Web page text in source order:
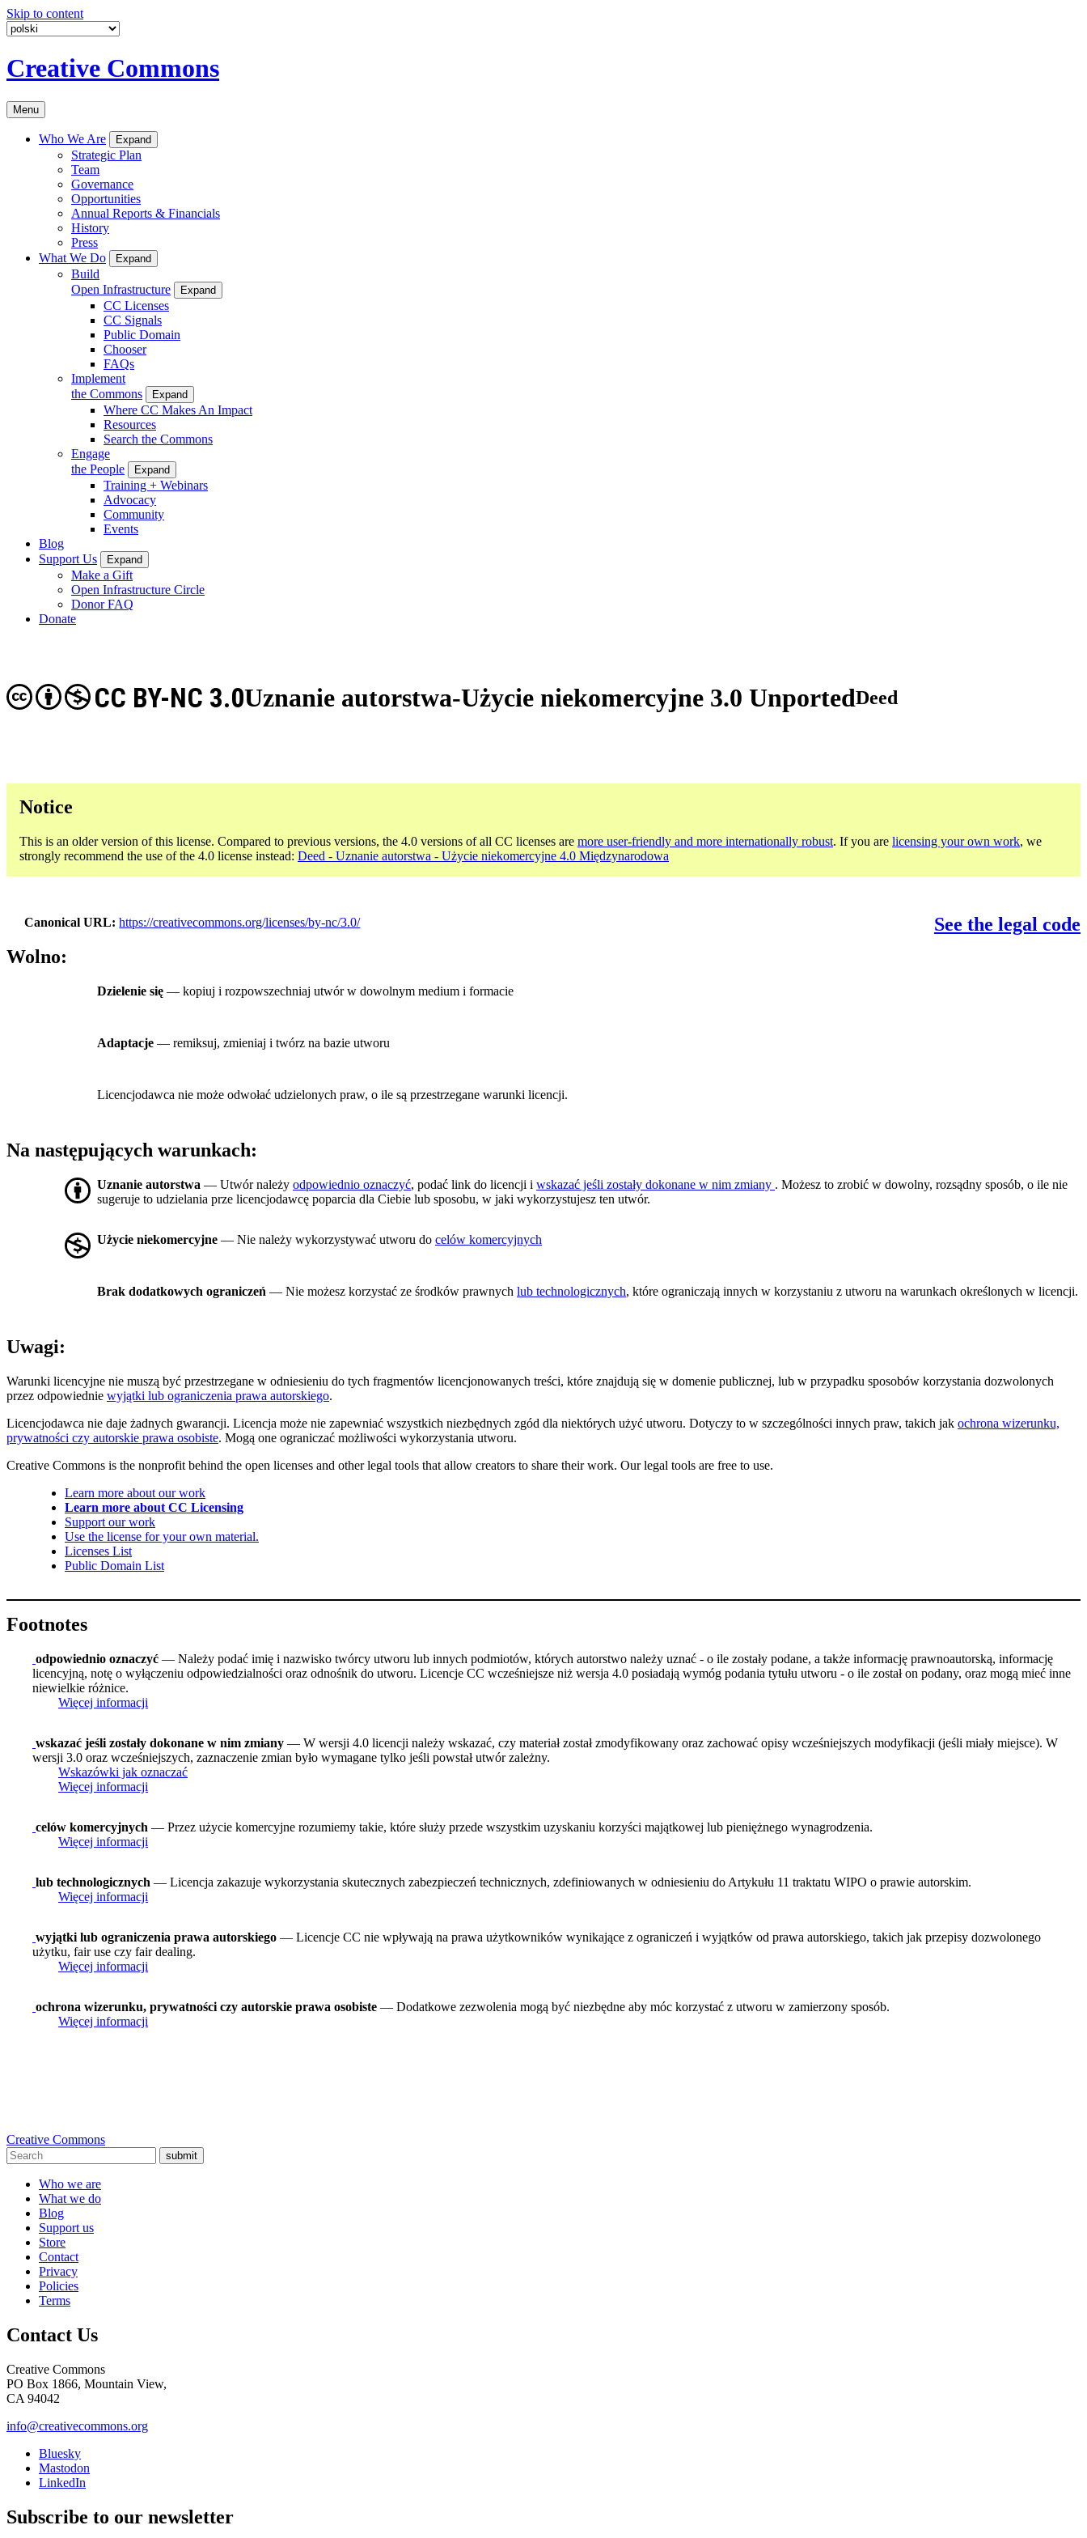
Skip to content
Creative Commons
Menu
Who We Are Expand
Strategic Plan
Team
Governance
Opportunities
Annual Reports & Financials
History
Press
What We Do
Expand
Build
Open Infrastructure
Expand
CC Licenses
CC Signals
Public Domain
Chooser
FAQs
Implement
the Commons
Expand
Where CC Makes An Impact
Resources
Search the Commons
Engage
the People
Expand
Training + Webinars
Advocacy
Community
Events
Blog
Support Us
Expand
Make a Gift
Open Infrastructure Circle
Donor FAQ
Donate
Uznanie autorstwa-Użycie niekomercyjne 3.0 Unported
CC BY-NC 3.0 Deed
Notice
This is an older version of this license. Compared to previous versions, the 4.0 versions of all CC licenses are more user-friendly and more internationally robust. If you are licensing your own work, we
strongly recommend the use of the 4.0 license instead: Deed - Uznanie autorstwa - Użycie niekomercyjne 4.0 Międzynarodowa
Canonical URL https://creativecommons.org/licenses/by-nc/3.0/
See the legal code
Wolno:
Dzielenie się — kopiuj i rozpowszechniaj utwór w dowolnym medium i formacie
Adaptacje — remiksuj, zmieniaj i twórz na bazie utworu
Licencjodawca nie może odwołać udzielonych praw, o ile są przestrzegane warunki licencji.
Na następujących warunkach:
Uznanie autorstwa — Utwór należy odpowiednio oznaczyć, podać link do licencji i wskazać jeśli zostały dokonane w nim zmiany . Możesz to zrobić w dowolny, rozsądny sposób, o ile nie
sugeruje to udzielania prze licencjodawcę poparcia dla Ciebie lub sposobu, w jaki wykorzystujesz ten utwór.
Użycie niekomercyjne — Nie należy wykorzystywać utworu do celów komercyjnych
Brak dodatkowych ograniczeń — Nie możesz korzystać ze środków prawnych lub technologicznych, które ograniczają innych w korzystaniu z utworu na warunkach określonych w licencji.
Uwagi:
Warunki licencyjne nie muszą być przestrzegane w odniesieniu do tych fragmentów licencjonowanych treści, które znajdują się w domenie publicznej, lub w przypadku sposobów korzystania dozwolonych
przez odpowiednie wyjątki lub ograniczenia prawa autorskiego.
Licencjodawca nie daje żadnych gwarancji. Licencja może nie zapewniać wszystkich niezbędnych zgód dla niektórych użyć utworu. Dotyczy to w szczególności innych praw, takich jak ochrona wizerunku,
prywatności czy autorskie prawa osobiste. Mogą one ograniczać możliwości wykorzystania utworu.
Creative Commons is the nonprofit behind the open licenses and other legal tools that allow creators to share their work. Our legal tools are free to use.
Learn more about our work
Learn more about CC Licensing
Support our work
Use the license for your own material.
Licenses List
Public Domain List
Footnotes
odpowiednio oznaczyć — Należy podać imię i nazwisko twórcy utworu lub innych podmiotów, których autorstwo należy uznać - o ile zostały podane, a także informację prawnoautorską, informację
licencyjną, notę o wyłączeniu odpowiedzialności oraz odnośnik do utworu. Licencje CC wcześniejsze niż wersja 4.0 posiadają wymóg podania tytułu utworu - o ile został on podany, oraz mogą mieć inne
niewielkie różnice.
Więcej informacji
wskazać jeśli zostały dokonane w nim zmiany — W wersji 4.0 licencji należy wskazać, czy materiał został zmodyfikowany oraz zachować opisy wcześniejszych modyfikacji (jeśli miały miejsce). W
wersji 3.0 oraz wcześniejszych, zaznaczenie zmian było wymagane tylko jeśli powstał utwór zależny.
Wskazówki jak oznaczać
Więcej informacji
celów komercyjnych — Przez użycie komercyjne rozumiemy takie, które służy przede wszystkim uzyskaniu korzyści majątkowej lub pieniężnego wynagrodzenia.
Więcej informacji
lub technologicznych — Licencja zakazuje wykorzystania skutecznych zabezpieczeń technicznych, zdefiniowanych w odniesieniu do Artykułu 11 traktatu WIPO o prawie autorskim.
Więcej informacji
wyjątki lub ograniczenia prawa autorskiego — Licencje CC nie wpływają na prawa użytkowników wynikające z ograniczeń i wyjątków od prawa autorskiego, takich jak przepisy dozwolonego
użytku, fair use czy fair dealing.
Więcej informacji
ochrona wizerunku, prywatności czy autorskie prawa osobiste — Dodatkowe zezwolenia mogą być niezbędne aby móc korzystać z utworu w zamierzony sposób.
Więcej informacji
Creative Commons
submit
Who we are
What we do
Blog
Support us
Store
Contact
Privacy
Policies
Terms
Contact Us
Creative Commons
PO Box 1866, Mountain View,
CA 94042
info@creativecommons.org
Bluesky
Mastodon
LinkedIn
Subscribe to our newsletter